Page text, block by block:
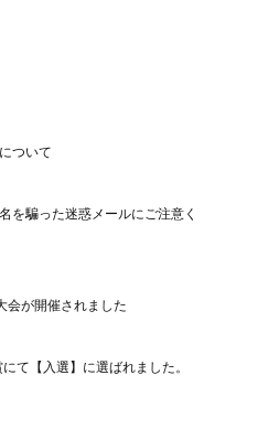
ついて
を騙った迷惑メールにご注意く
会が開催されました
て【入選】に選ばれました。